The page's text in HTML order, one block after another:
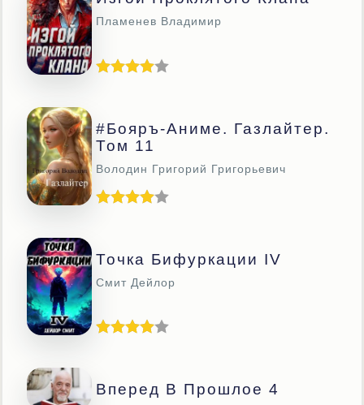
Пламенев Владимир
#Бояръ-Аниме. Газлайтер.
Том 11
Володин Григорий Григорьевич
Точка Бифуркации IV
Смит Дейлор
Вперед В Прошлое 4